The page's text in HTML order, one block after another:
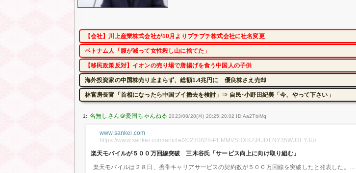
【会社】川上産業株式会社が10月よりプチプチ株式会社に社名変更
ベトナム人「腹が減って女性殺し山に捨てた」
【移民政策反対】イオンの売り場で唐揚げを食う中国人の子供
海外投資家の中国株売り止まらず、総額1.4兆円に 優良株さえ売却
林官房長官「首相になったら中国ブイ撤去を検討」⇒ 自民･小野田紀美「今、やって下さい」
1: 2023/08/28(月) 20:25:20.02 ID:Aa2TbiMq
www.sankei.com
https://www.sankei.com/article/20230828-PFMMVSRXKZJ4JDFNY35WJ3EYJU/
楽天モバイルが５００万回線突破 三木谷氏「サービス向上に向け取り組む」
楽天モバイルは２８日、携帯キャリアサービスの契約数が５００万回線を突破したと発表した。